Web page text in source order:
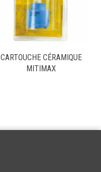
CARTOUCHE CÉRAMIQUE
MITIMAX